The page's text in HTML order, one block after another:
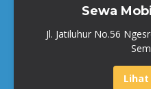
Sewa
Jl. Jatiluhur No.56
Lihat